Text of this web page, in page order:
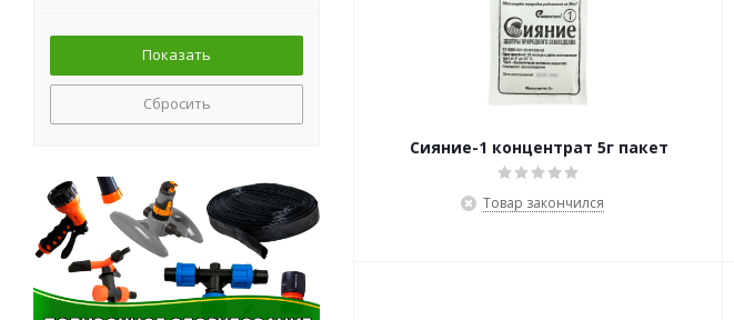
Сияние-1 концентрат 5г пакет
Товар закончился
Сбросить